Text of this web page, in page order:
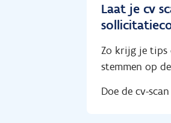
Laat je cv
Zo krijg je tips
stemmen op
Doe de cv-scan